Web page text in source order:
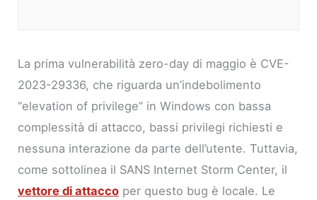
La prima vulnerabilità zero-day di maggio è CVE-
2023-29336, che riguarda un’indebolimento
“elevation of privilege” in Windows con bassa
complessità di attacco, bassi privilegi richiesti e
nessuna interazione da parte dell’utente. Tuttavia,
come sottolinea il SANS Internet Storm Center, il
vettore di attacco per questo bug è locale. Le